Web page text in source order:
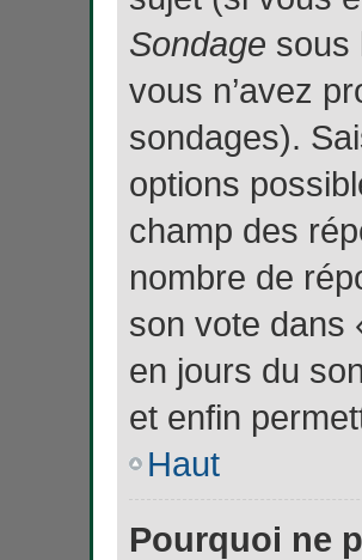
Sondage sous
vous n’avez
sondages).
options
champ des
nombre de
son vote dans
en jours du
et enfin
Haut
Pourquoi ne